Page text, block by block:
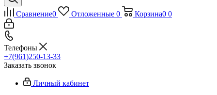
Сравнение0 Отложенные 0 Корзина0 0
Телефоны
+7(961)250-13-33
Заказать звонок
Личный кабинет